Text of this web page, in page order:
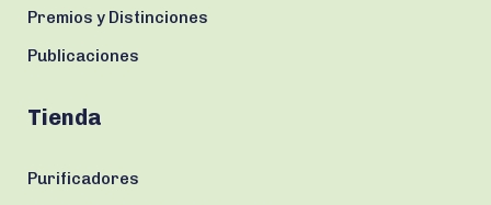
Premios y Distinciones
Publicaciones
Tienda
Purificadores